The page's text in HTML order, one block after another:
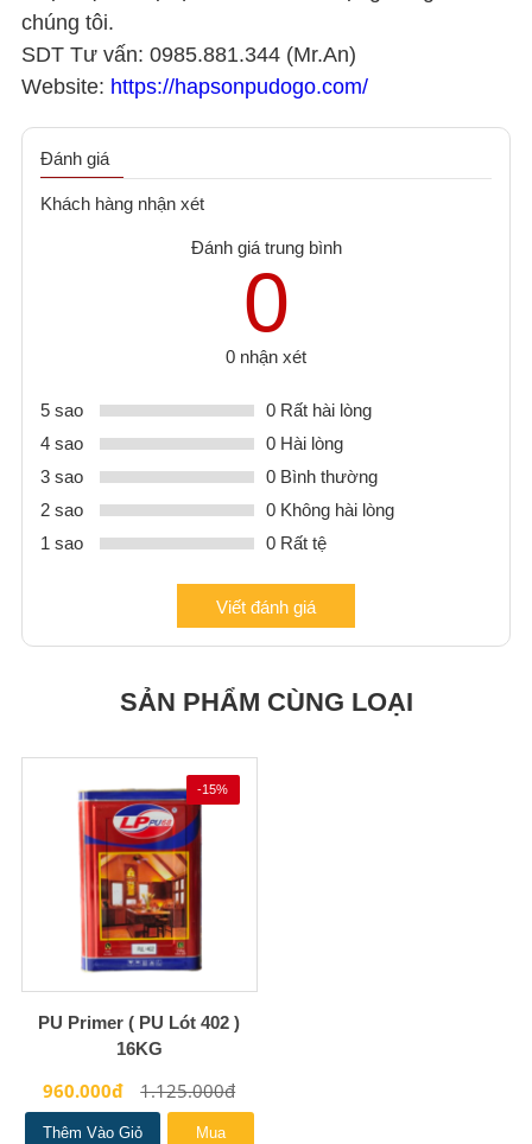
chúng tôi.
SDT Tư vấn: 0985.881.344 (Mr.An)
Website: https://hapsonpudogo.com/
Đánh giá
Khách hàng nhận xét
Đánh giá trung bình
0
0 nhận xét
5 sao
0 Rất hài lòng
4 sao
0 Hài lòng
3 sao
0 Bình thường
2 sao
0 Không hài lòng
1 sao
0 Rất tệ
Viết đánh giá
SẢN PHẨM CÙNG LOẠI
-15%
PU Primer ( PU Lót 402 )
16KG
960.000đ 1.125.000đ
Thêm Vào Giỏ
Mua